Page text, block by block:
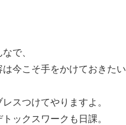
で、
今こそ手をかけておきたい
レスつけてやりますよ。
ックスワークも日課。